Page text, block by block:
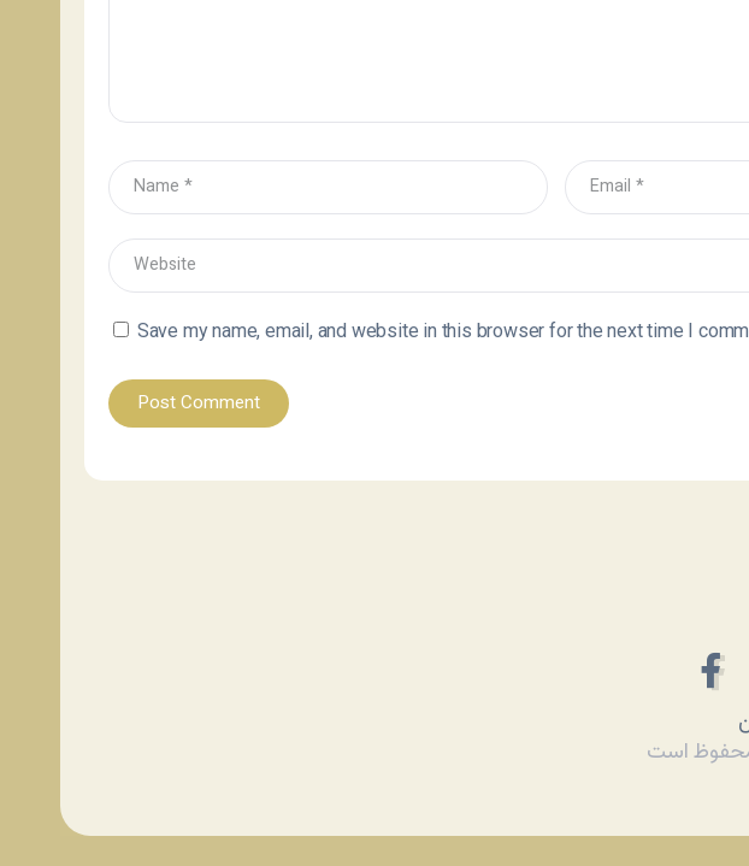
Save my name, email, and website in this browser for the next time I